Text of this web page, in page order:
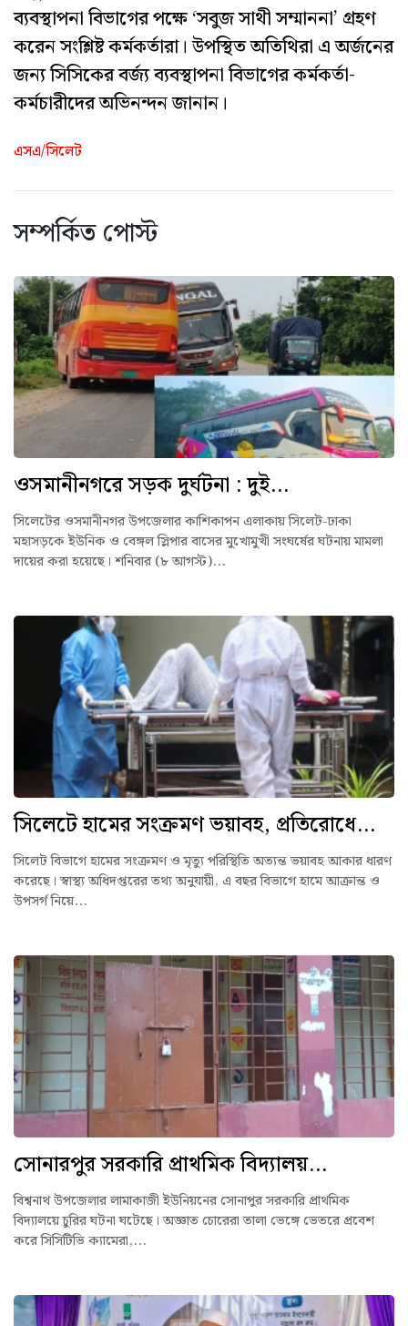
ব্যবস্থাপনা বিভাগের পক্ষে ‘সবুজ সাথী সম্মাননা’ গ্রহণ
করেন সংশ্লিষ্ট কর্মকর্তারা। উপস্থিত অতিথিরা এ অর্জনের
জন্য সিসিকের বর্জ্য ব্যবস্থাপনা বিভাগের কর্মকর্তা-
কর্মচারীদের অভিনন্দন জানান।
এসএ/সিলেট
সম্পর্কিত পোস্ট
ওসমানীনগরে সড়ক দুর্ঘটনা : দুই...
সিলেটের ওসমানীনগর উপজেলার কাশিকাপন এলাকায় সিলেট-ঢাকা
মহাসড়কে ইউনিক ও বেঙ্গল স্লিপার বাসের মুখোমুখী সংঘর্ষের ঘটনায় মামলা
দায়ের করা হয়েছে। শনিবার (৮ আগস্ট)...
সিলেটে হামের সংক্রমণ ভয়াবহ, প্রতিরোধে...
সিলেট বিভাগে হামের সংক্রমণ ও মৃত্যু পরিস্থিতি অত্যন্ত ভয়াবহ আকার ধারণ
করেছে। স্বাস্থ্য অধিদপ্তরের তথ্য অনুযায়ী, এ বছর বিভাগে হামে আক্রান্ত ও
উপসর্গ নিয়ে...
সোনারপুর সরকারি প্রাথমিক বিদ্যালয়...
বিশ্বনাথ উপজেলার লামাকাজী ইউনিয়নের সোনাপুর সরকারি প্রাথমিক
বিদ্যালয়ে চুরির ঘটনা ঘটেছে। অজ্ঞাত চোরেরা তালা ভেঙ্গে ভেতরে প্রবেশ
করে সিসিটিভি ক্যামেরা,...